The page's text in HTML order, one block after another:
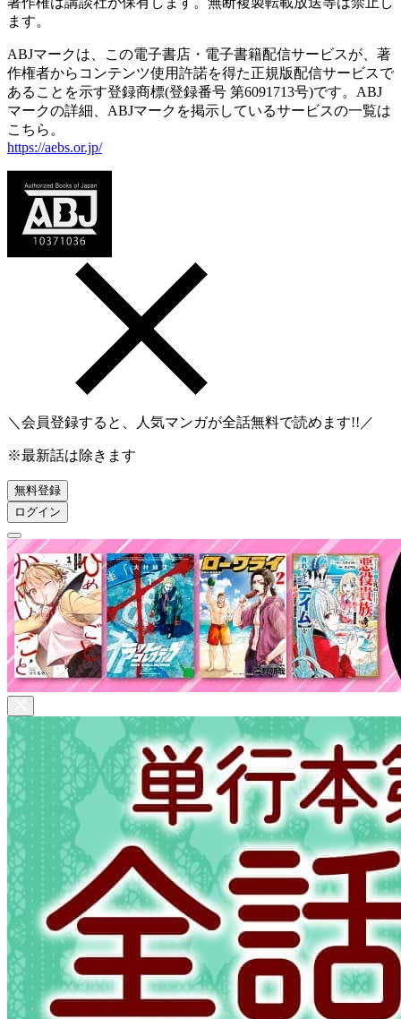
ます。
ABJマークは、この電子書店・電子書籍配信サービスが、著
作権者からコンテンツ使用許諾を得た正規版配信サービスで
あることを示す登録商標(登録番号 第6091713号)です。ABJ
マークの詳細、ABJマークを掲示しているサービスの一覧は
こちら。
https://aebs.or.jp/
＼会員登録すると、人気マンガが全話無料で読めます!!／
※最新話は除きます
無料登録
ログイン